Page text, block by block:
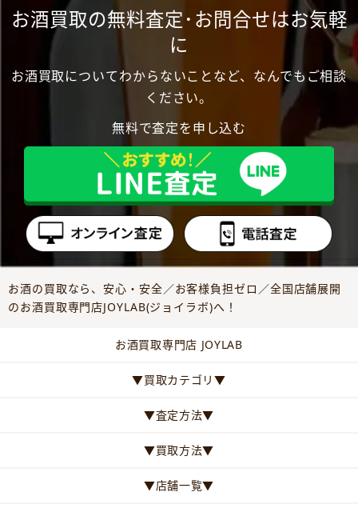
お酒買取の無料査定･お問合せはお気軽
に
お酒買取についてわからないことなど、なんでもご相談
ください。
無料で査定を申し込む
お酒の買取なら、安心・安全／お客様負担ゼロ／全国店舗展開
のお酒買取専門店JOYLAB(ジョイラボ)へ！
お酒買取専門店 JOYLAB
▼買取カテゴリ▼
▼査定方法▼
▼買取方法▼
▼店舗一覧▼